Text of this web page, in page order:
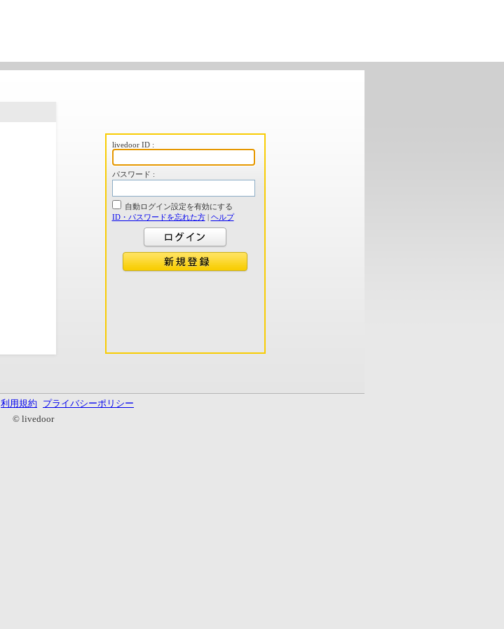
livedoor ID :
パスワード :
自動ログイン設定を有効にする
ID・パスワードを忘れた方| ヘルプ
利用規約
プライバシーポリシー
© livedoor